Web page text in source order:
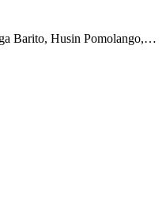
Barito, Husin Pomolango,…